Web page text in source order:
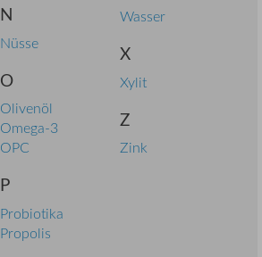
N
Nüsse
O
Olivenöl
Omega-3
OPC
P
Probiotika
Propolis
Wasser
X
Xylit
Z
Zink